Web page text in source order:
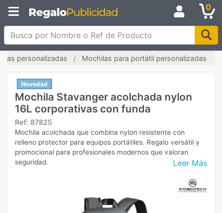
0
Busca por Nombre o Ref de Producto
personalizadas Mochilas para portátil personalizadas
Novedad
Mochila Stavanger acolchada nylon
16L corporativas con funda
Ref: 87825
Leer Más
Mochila acolchada que combina nylon resistente con
relleno protector para equipos portátiles. Regalo versátil y
promocional para profesionales modernos que valoran
seguridad.